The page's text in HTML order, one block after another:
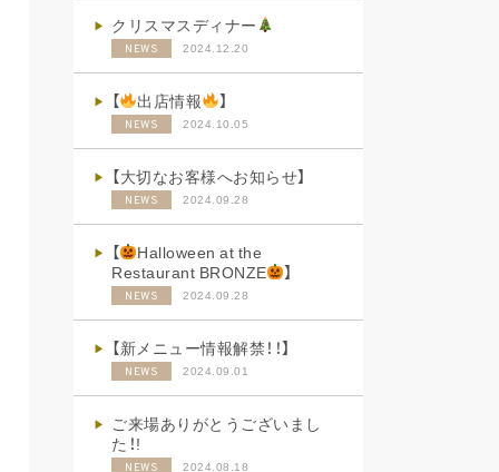
クリスマスディナー
NEWS 2024.12.20
【 出店情報 】
NEWS 2024.10.05
【大切なお客様へお知らせ】
NEWS 2024.09.28
【
Halloween at the
Restaurant BRONZE
】
NEWS 2024.09.28
【新メニュー情報解禁！！】
NEWS 2024.09.01
ご来場ありがとうございまし
た！!
NEWS 2024.08.18